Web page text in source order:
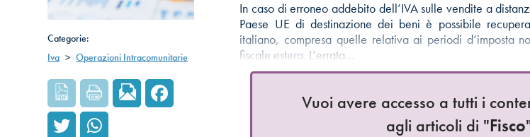
Categorie:
Iva > Operazioni Intracomunitarie
In caso di erroneo addebito dell’IVA sulle vendite a
Paese UE di destinazione dei beni è possibile
italiano, compresa quelle relativa ai periodi d’imposta
fiscale estera. L’errata…
Vuoi avere accesso a tutti i
agli articoli di "Fisco